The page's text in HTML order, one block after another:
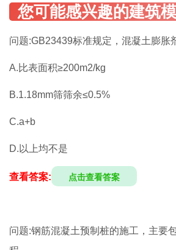
问题:GB23439标准规定，混凝土膨胀
A.比表面积≥200m2/kg
B.1.18mm筛筛余≤0.5%
C.a+b
D.以上均不是
查看答案: 点击查看答案
问题:钢筋混凝土预制桩的施工，主要